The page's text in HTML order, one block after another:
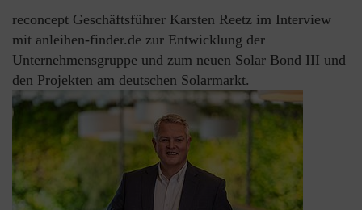
reconcept Geschäftsführer Karsten Reetz im Interview
mit anleihen-finder.de zur Entwicklung der
Unternehmensgruppe und zum neuen Solar Bond III und
den Projekten am deutschen Solarmarkt.